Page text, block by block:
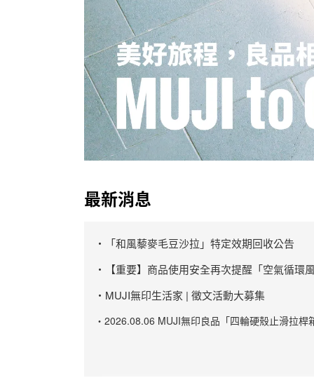
最新消息
・「和風藜麥毛豆沙拉」特定效期回收公告
・【重要】商品使用安全再次提醒「空氣循環
・MUJI無印生活家 | 徵文活動大募集
・2026.08.06 MUJI無印良品「四輪硬殼止滑拉